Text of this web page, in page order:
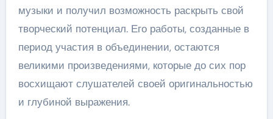
музыки и получил возможность раскрыть свой
творческий потенциал. Его работы, созданные в
период участия в объединении, остаются
великими произведениями, которые до сих пор
восхищают слушателей своей оригинальностью
и глубиной выражения.